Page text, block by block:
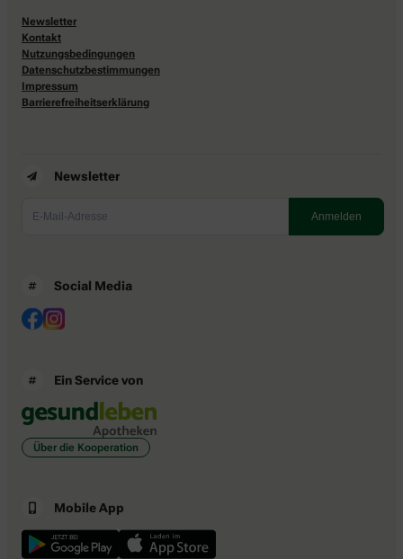
Newsletter
Kontakt
Nutzungsbedingungen
Datenschutzbestimmungen
Impressum
Barrierefreiheitserklärung
Newsletter
Social Media
Ein Service von
Über die Kooperation
Mobile App